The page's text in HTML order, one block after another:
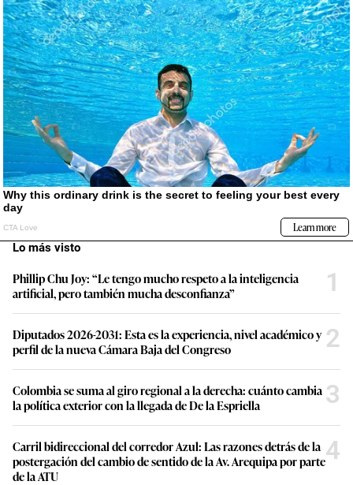
Lo más visto
Phillip Chu Joy: “Le tengo mucho respeto a la inteligencia
artificial, pero también mucha desconfianza”
1
Diputados 2026-2031: Esta es la experiencia, nivel académico y
perfil de la nueva Cámara Baja del Congreso
2
Colombia se suma al giro regional a la derecha: cuánto cambia
la política exterior con la llegada de De la Espriella
3
Carril bidireccional del corredor Azul: Las razones detrás de la
postergación del cambio de sentido de la Av. Arequipa por parte
de la ATU
4